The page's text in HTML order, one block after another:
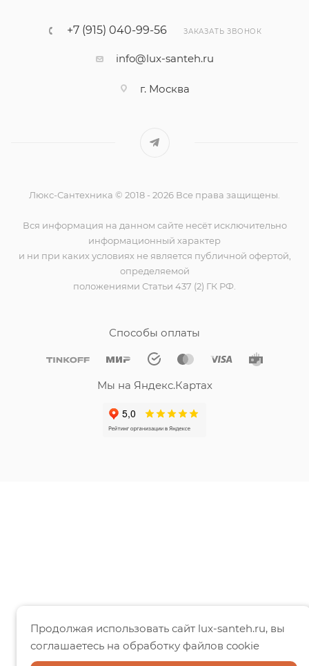
+7 (915) 040-99-56 ЗАКАЗАТЬ ЗВОНОК
info@lux-santeh.ru
г. Москва
Люкс-Сантехника © 2018 - 2026 Все права защищены.
Вся информация на данном сайте несёт исключительно
информационный характер
и ни при каких условиях не является публичной офертой,
определяемой
положениями Статьи 437 (2) ГК РФ.
Способы оплаты
Мы на Яндекс.Картах
Продолжая использовать сайт lux-santeh.ru, вы
соглашаетесь на обработку файлов cookie